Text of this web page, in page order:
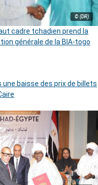
© (DR)
cadre tchadien prend la
générale de la BIA-togo
une baisse des prix de billets